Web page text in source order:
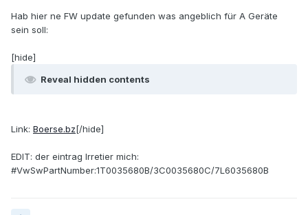
Hab hier ne FW update gefunden was angeblich für A Geräte
sein soll:
[hide]
Reveal hidden contents
Link: Boerse.bz[/hide]
EDIT: der eintrag Irretier mich:
#VwSwPartNumber:1T0035680B/3C0035680C/7L6035680B